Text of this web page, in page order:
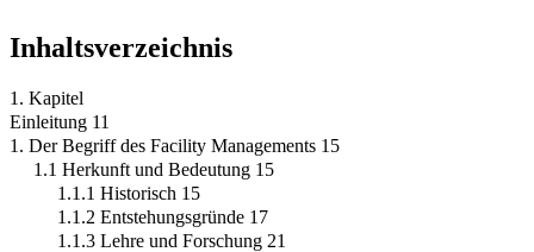
Inhaltsverzeichnis
1. Kapitel
Einleitung 11
1. Der Begriff des Facility Managements 15
1.1 Herkunft und Bedeutung 15
1.1.1 Historisch 15
1.1.2 Entstehungsgründe 17
1.1.3 Lehre und Forschung 21